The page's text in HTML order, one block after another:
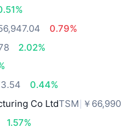
0.79%
2.02%
0.44%
Co LtdTSM ￥
1.57%